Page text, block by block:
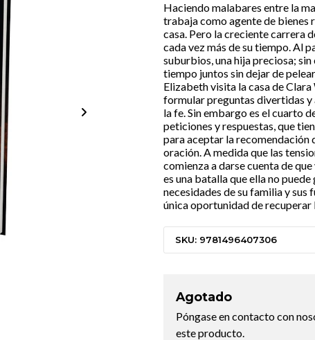
Haciendo malabares entre la
trabaja como agente de bienes
casa. Pero la creciente carrera
cada vez más de su tiempo. Al
suburbios, una hija preciosa;
tiempo juntos sin dejar de
Elizabeth visita la casa de
formular preguntas divertidas y
la fe. Sin embargo es el cuarto
peticiones y respuestas, que
para aceptar la recomendación
oración. A medida que las
comienza a darse cuenta de
es una batalla que ella no
necesidades de su familia y sus
única oportunidad de recuperar
SKU: 9781496407306
Agotado
Póngase en contacto con
este producto.